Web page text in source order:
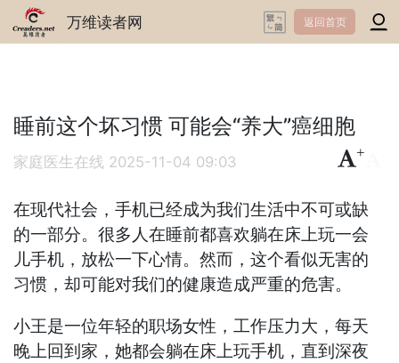
万维读者网 返回首页
睡前这个坏习惯 可能会“养大”癌细胞
家庭医生在线 2025-11-04 09:03
+
在现代社会，手机已经成为我们生活中不可或缺
的一部分。很多人在睡前都喜欢躺在床上玩一会
儿手机，放松一下心情。然而，这个看似无害的
习惯，却可能对我们的健康造成严重的危害。
小王是一位年轻的职场女性，工作压力大，每天
晚上回到家，她都会躺在床上玩手机，直到深夜